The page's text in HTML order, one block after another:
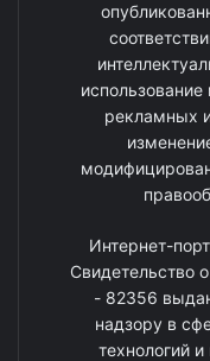
рекламных
Интернет-
Свидетельство
- 82356
надзору в
технологий